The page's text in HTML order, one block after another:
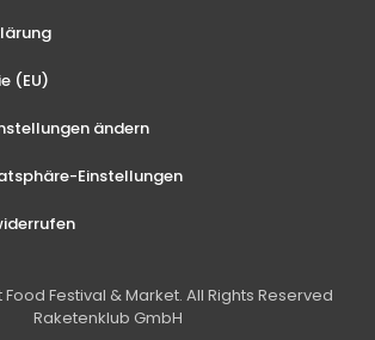
(EU)
ändern
Einstellungen
Festival & Market. All Rights Reserved
Raketenklub GmbH